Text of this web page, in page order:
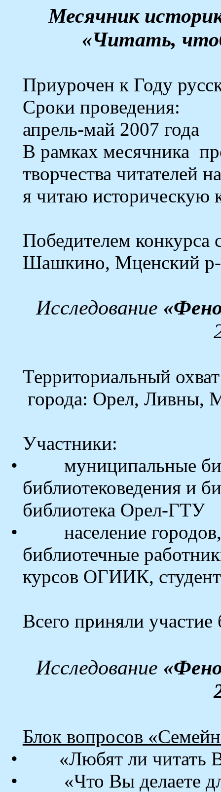
Месячник
«Читать,
Приурочен к Году
Сроки проведения:
апрель-май 2007 года
В рамках месячника
творчества читателей
я читаю историческую
Победителем конкурса
Шашкино, Мценский
Исследование
Территориальный
города: Орел, Ливны,
Участники:
•
муниципальные
библиотековедения и
библиотека Орел-ГТУ
•
население
библиотечные
курсов ОГИИК,
Всего приняли участие
Исследование
Блок вопросов
•
«Любят ли читать
•
«Что Вы делаете